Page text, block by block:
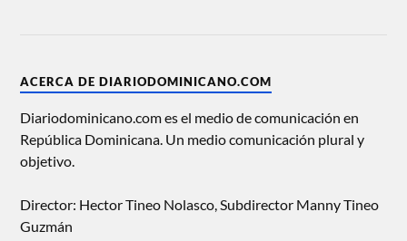
ACERCA DE DIARIODOMINICANO.COM
Diariodominicano.com es el medio de comunicación en
República Dominicana. Un medio comunicación plural y
objetivo.
Director: Hector Tineo Nolasco, Subdirector Manny Tineo
Guzmán